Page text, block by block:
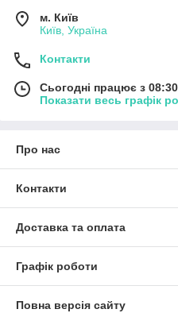
м. Київ
Київ, Україна
Контакти
Сьогодні працює з
Показати весь графік
Про нас
Контакти
Доставка та оплата
Графік роботи
Повна версія сайту